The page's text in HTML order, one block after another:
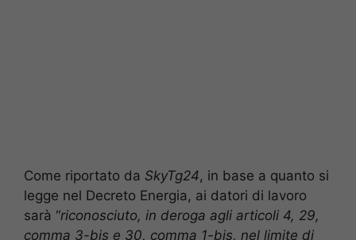
Come riportato da SkyTg24, in base a quanto si
legge nel Decreto Energia, ai datori di lavoro
sarà “riconosciuto, in deroga agli articoli 4, 29,
comma 3-bis e 30, comma 1-bis, nel limite di